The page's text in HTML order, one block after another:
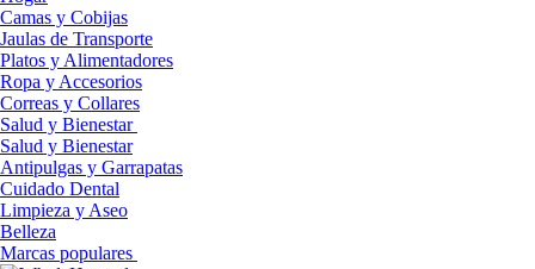
Camas y Cobijas
Jaulas de Transporte
Platos y Alimentadores
Ropa y Accesorios
Correas y Collares
Salud y Bienestar
Salud y Bienestar
Antipulgas y Garrapatas
Cuidado Dental
Limpieza y Aseo
Belleza
Marcas populares